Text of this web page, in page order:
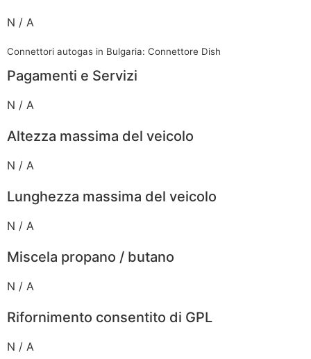
N / A
Connettori autogas in Bulgaria: Connettore Dish
Pagamenti e Servizi
N / A
Altezza massima del veicolo
N / A
Lunghezza massima del veicolo
N / A
Miscela propano / butano
N / A
Rifornimento consentito di GPL
N / A